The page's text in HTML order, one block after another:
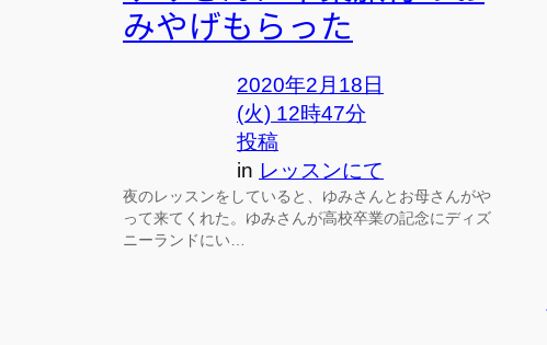
みやげもらった
2020年2月18日
(火) 12時47分
投稿
in レッスンにて
夜のレッスンをしていると、ゆみさんとお母さんがや
って来てくれた。ゆみさんが高校卒業の記念にディズ
ニーランドにい…